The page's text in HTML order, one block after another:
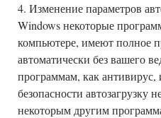
4. Изменение параметров
Windows некоторые
компьютере, имеют полное
автоматически без вашего
программам, как антивирус,
безопасности автозагрузку
некоторым другим